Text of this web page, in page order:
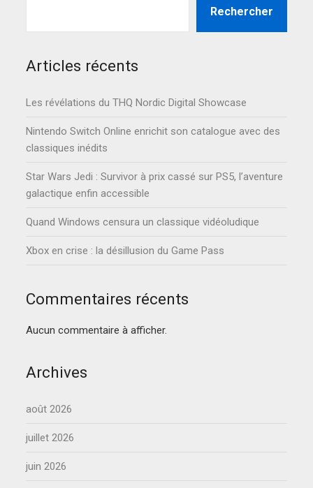
Rechercher
Articles récents
Les révélations du THQ Nordic Digital Showcase
Nintendo Switch Online enrichit son catalogue avec des
classiques inédits
Star Wars Jedi : Survivor à prix cassé sur PS5, l’aventure
galactique enfin accessible
Quand Windows censura un classique vidéoludique
Xbox en crise : la désillusion du Game Pass
Commentaires récents
Aucun commentaire à afficher.
Archives
août 2026
juillet 2026
juin 2026